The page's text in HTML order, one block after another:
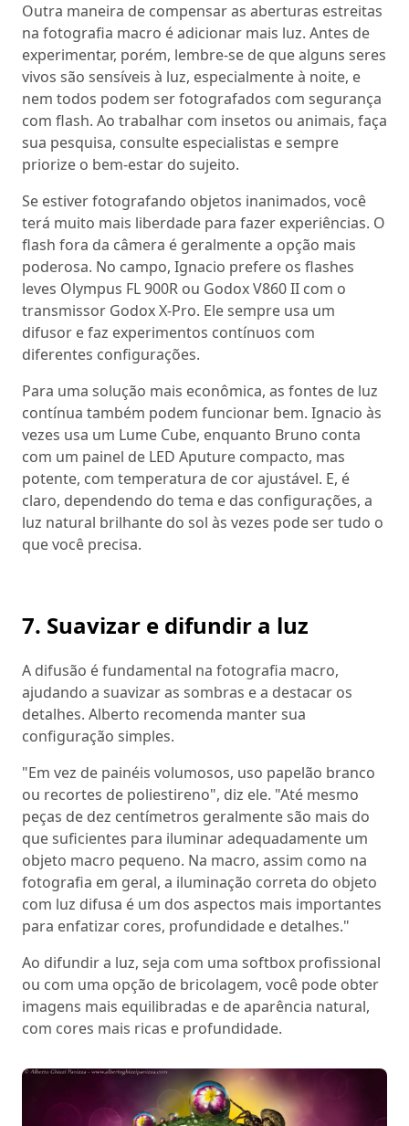
Outra maneira de compensar as aberturas estreitas
na fotografia macro é adicionar mais luz. Antes de
experimentar, porém, lembre-se de que alguns seres
vivos são sensíveis à luz, especialmente à noite, e
nem todos podem ser fotografados com segurança
com flash. Ao trabalhar com insetos ou animais, faça
sua pesquisa, consulte especialistas e sempre
priorize o bem-estar do sujeito.
Se estiver fotografando objetos inanimados, você
terá muito mais liberdade para fazer experiências. O
flash fora da câmera é geralmente a opção mais
poderosa. No campo, Ignacio prefere os flashes
leves Olympus FL 900R ou Godox V860 II com o
transmissor Godox X-Pro. Ele sempre usa um
difusor e faz experimentos contínuos com
diferentes configurações.
Para uma solução mais econômica, as fontes de luz
contínua também podem funcionar bem. Ignacio às
vezes usa um Lume Cube, enquanto Bruno conta
com um painel de LED Aputure compacto, mas
potente, com temperatura de cor ajustável. E, é
claro, dependendo do tema e das configurações, a
luz natural brilhante do sol às vezes pode ser tudo o
que você precisa.
7. Suavizar e difundir a luz
A difusão é fundamental na fotografia macro,
ajudando a suavizar as sombras e a destacar os
detalhes. Alberto recomenda manter sua
configuração simples.
"Em vez de painéis volumosos, uso papelão branco
ou recortes de poliestireno", diz ele. "Até mesmo
peças de dez centímetros geralmente são mais do
que suficientes para iluminar adequadamente um
objeto macro pequeno. Na macro, assim como na
fotografia em geral, a iluminação correta do objeto
com luz difusa é um dos aspectos mais importantes
para enfatizar cores, profundidade e detalhes."
Ao difundir a luz, seja com uma softbox profissional
ou com uma opção de bricolagem, você pode obter
imagens mais equilibradas e de aparência natural,
com cores mais ricas e profundidade.